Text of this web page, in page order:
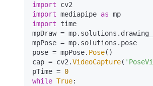
import
import mediapipe as
import time
mpDraw = mp. solutions .
mpPose = mp. solutions . pose
pose = mpPose. Pose()
cap = cv2.VideoCapture(
pTime = 0
while True:
数据库
大数据计算
媒体服务
企业服务与云通信
上云与迁云
企业出海
政企业务